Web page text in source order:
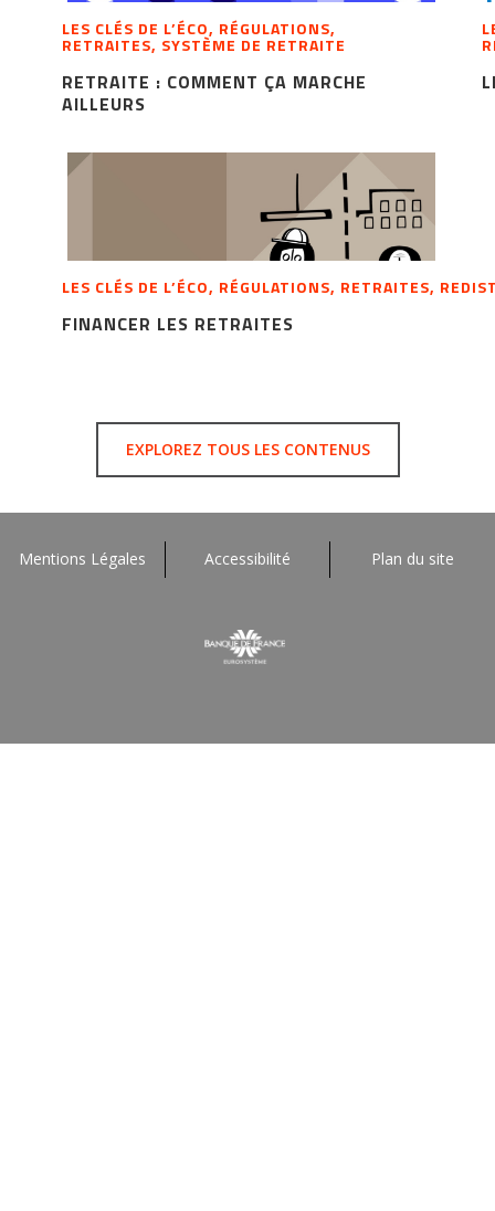
LES CLÉS DE L’ÉCO, RÉGULATIONS,
RETRAITES, SYSTÈME DE RETRAITE
RETRAITE : COMMENT ÇA MARCHE
AILLEURS
LES CLÉS DE L’ÉCO, RÉGULATIONS, RETRAITES,
FINANCER LES RETRAITES
EXPLOREZ TOUS LES CONTENUS
Mentions Légales Accessibilité Plan du site